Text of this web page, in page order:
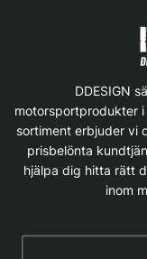
DDESIGN
motorsportprodukter
sortiment erbjuder vi
prisbelönta
hjälpa dig hitta rätt
inom